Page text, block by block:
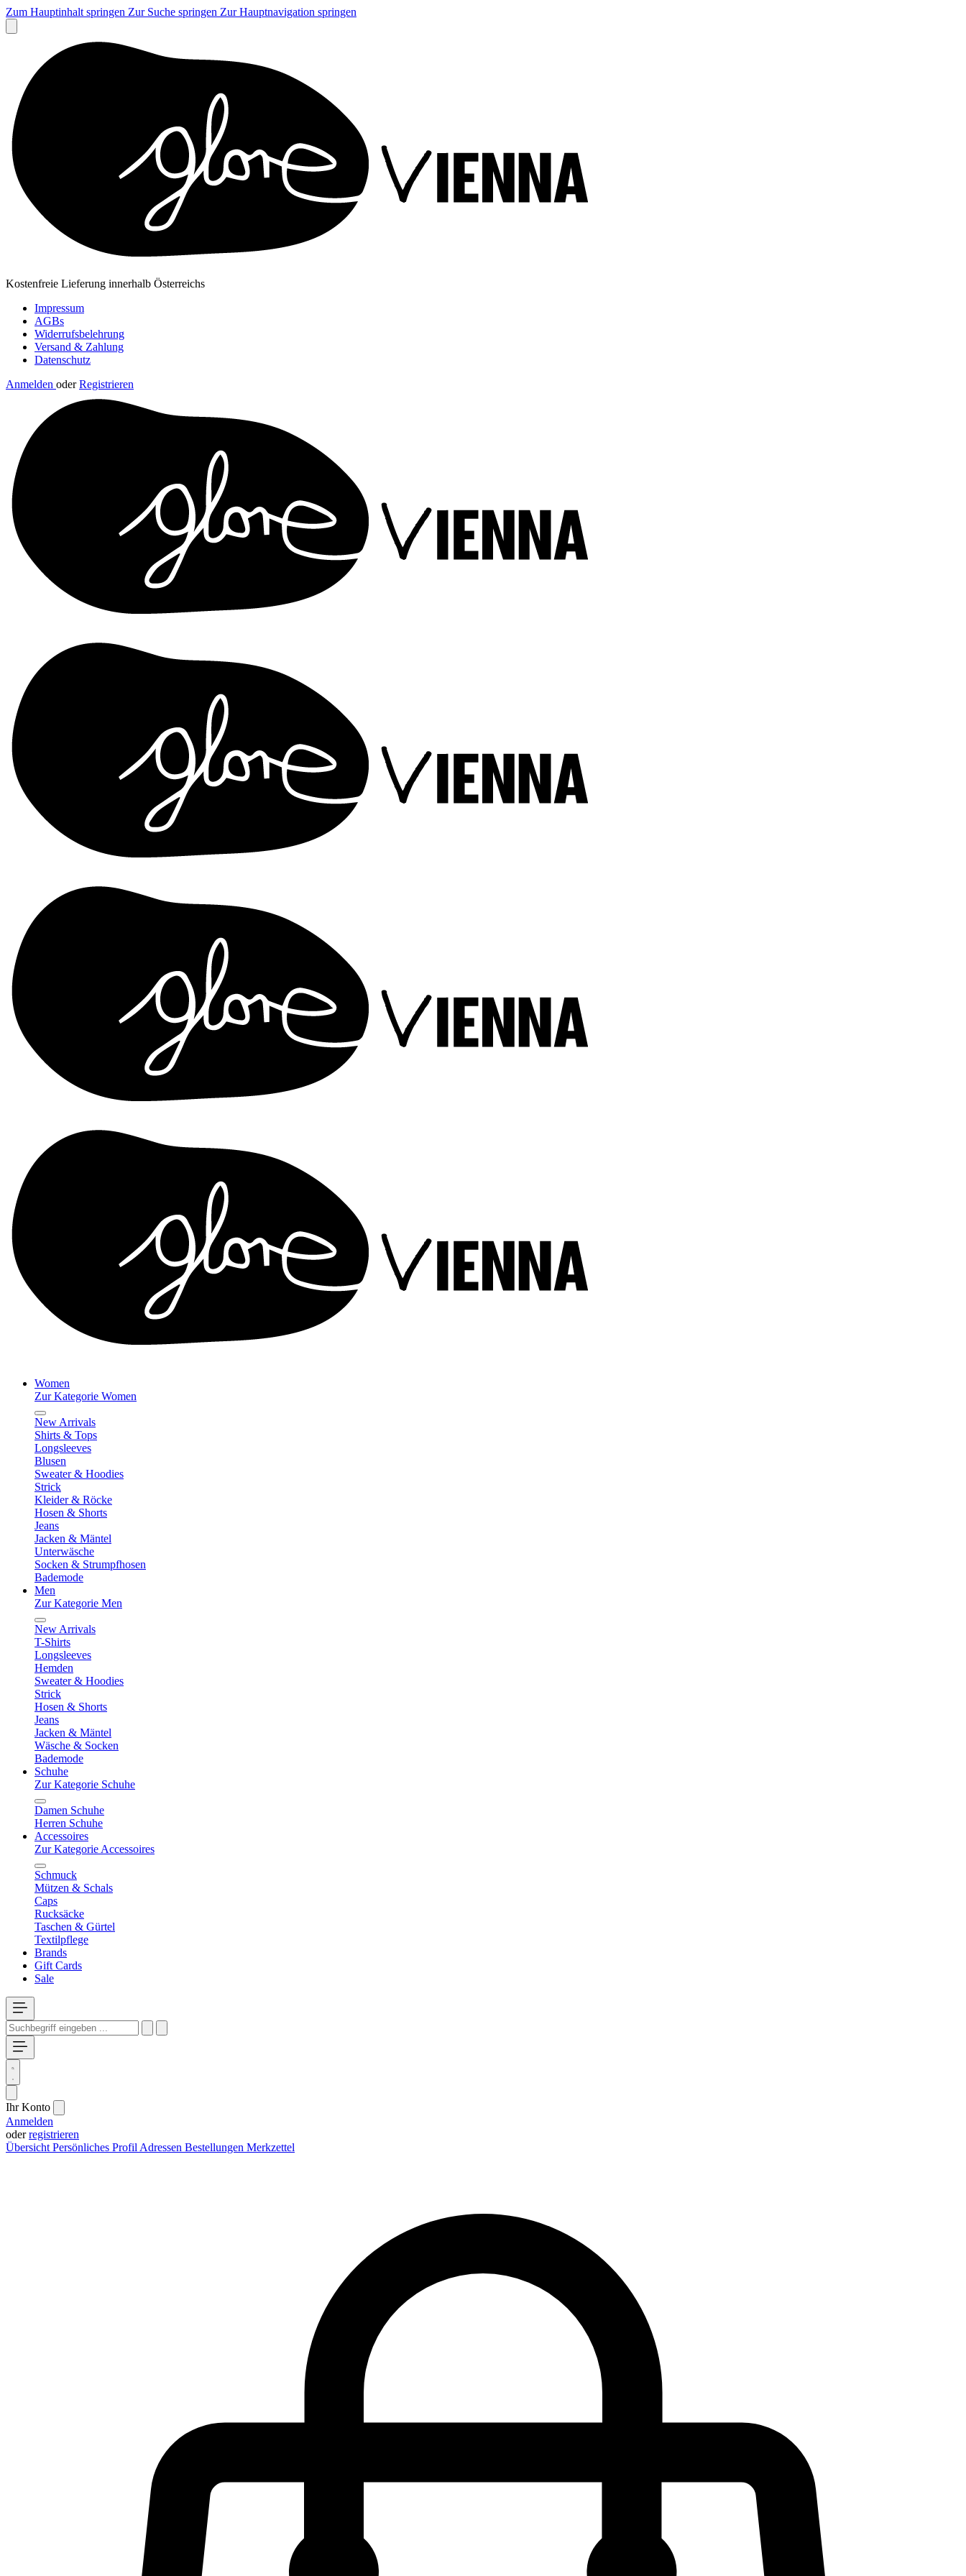
Zum Hauptinhalt springen Zur Suche springen Zur Hauptnavigation springen
Kostenfreie Lieferung innerhalb Österreichs
Impressum
AGBs
Widerrufsbelehrung
Versand & Zahlung
Datenschutz
Anmelden oder Registrieren
Women
Zur Kategorie Women
New Arrivals
Shirts & Tops
Longsleeves
Blusen
Sweater & Hoodies
Strick
Kleider & Röcke
Hosen & Shorts
Jeans
Jacken & Mäntel
Unterwäsche
Socken & Strumpfhosen
Bademode
Men
Zur Kategorie Men
New Arrivals
T-Shirts
Longsleeves
Hemden
Sweater & Hoodies
Strick
Hosen & Shorts
Jeans
Jacken & Mäntel
Wäsche & Socken
Bademode
Schuhe
Zur Kategorie Schuhe
Damen Schuhe
Herren Schuhe
Accessoires
Zur Kategorie Accessoires
Schmuck
Mützen & Schals
Caps
Rucksäcke
Taschen & Gürtel
Textilpflege
Brands
Gift Cards
Sale
Ihr Konto
Anmelden
oderregistrieren
Übersicht Persönliches Profil Adressen Bestellungen Merkzettel